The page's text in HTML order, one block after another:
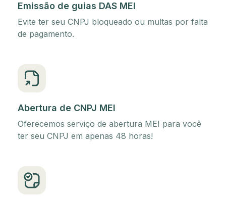
Emissão de guias DAS MEI
Evite ter seu CNPJ bloqueado ou multas por falta
de pagamento.
Abertura de CNPJ MEI
Oferecemos serviço de abertura MEI para você
ter seu CNPJ em apenas 48 horas!